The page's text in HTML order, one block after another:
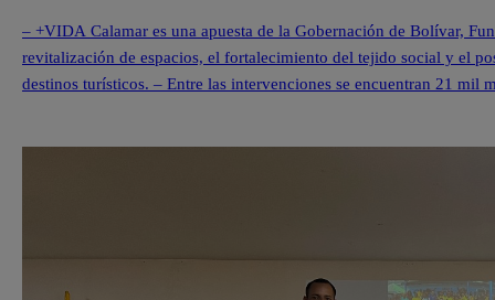
– +VIDA Calamar es una apuesta de la Gobernación de Bolívar,
revitalización de espacios, el fortalecimiento del tejido social y el
destinos turísticos. – Entre las intervenciones se encuentran 21 mil